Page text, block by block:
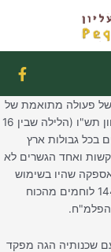
F
a
c
e
b
o
k
-
של פעולה מתואמת של
הפלמ"ח, במסגרת תנועת המרי העברי, בליל י"ט בסיוון תש"ו (הלילה שבין 16
שבמהלכה הותקפו בו בזמן 11 גשרים בכל גבולות ארץ
ואחד הגשרים לא
שהיו בשימוש
הבריטים. הפעולה בגשר הסמוך לאכזיב השתבשה ו־144 לוחמים מהכוח
הפלמ"ח.
שכנותיה הגה מפקד